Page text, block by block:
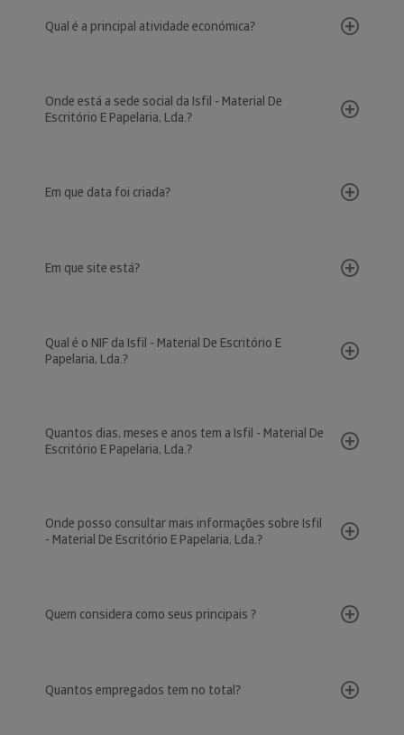
Qual é a principal atividade económica?
Onde está a sede social da Isfil - Material De
Escritório E Papelaria, Lda.?
Em que data foi criada?
Em que site está?
Qual é o NIF da Isfil - Material De Escritório E
Papelaria, Lda.?
Quantos dias, meses e anos tem a Isfil - Material De
Escritório E Papelaria, Lda.?
Onde posso consultar mais informações sobre Isfil
- Material De Escritório E Papelaria, Lda.?
Quem considera como seus principais ?
Quantos empregados tem no total?